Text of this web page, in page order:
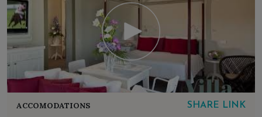
ACCOMODATIONS SHARE LINK